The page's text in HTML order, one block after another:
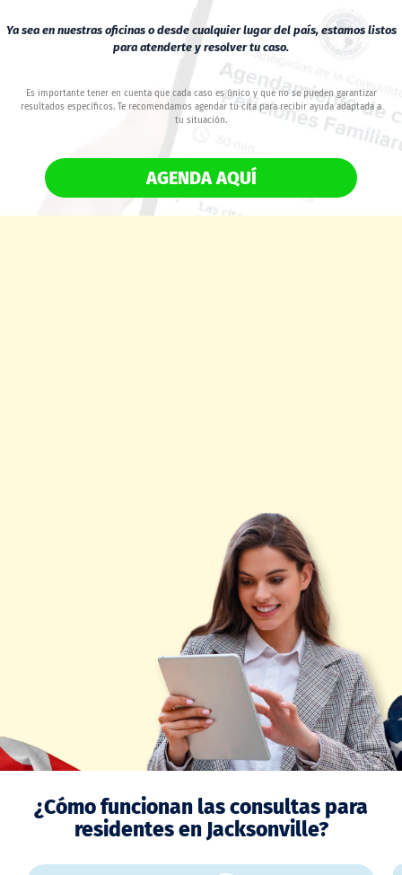
Ya sea en nuestras oficinas o desde cualquier lugar del país, estamos listos
para atenderte y resolver tu caso.
Es importante tener en cuenta que cada caso es único y que no se pueden garantizar
resultados específicos. Te recomendamos agendar tu cita para recibir ayuda adaptada a
tu situación.
AGENDA AQUÍ
¿Cómo funcionan las consultas para
residentes en Jacksonville?